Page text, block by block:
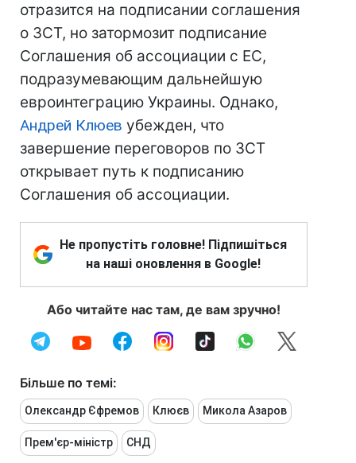
отразится на подписании соглашения
о ЗСТ, но затормозит подписание
Соглашения об ассоциации с ЕС,
подразумевающим дальнейшую
евроинтеграцию Украины. Однако,
Андрей Клюев убежден, что
завершение переговоров по ЗСТ
открывает путь к подписанию
Соглашения об ассоциации.
Не пропустіть головне! Підпишіться
на наші оновлення в Google!
Або читайте нас там, де вам зручно!
Більше по темі:
Олександр Єфремов Клюєв Микола Азаров
Прем'єр-міністр СНД